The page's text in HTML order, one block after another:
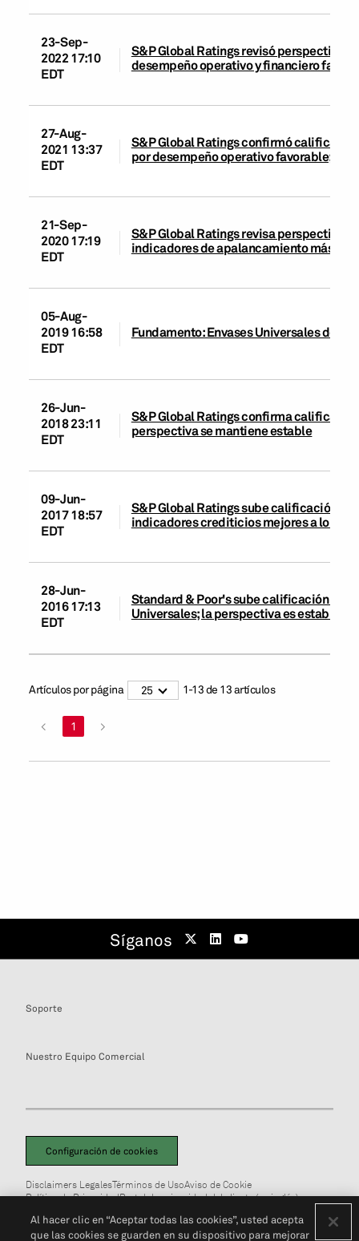
23-Sep-
2022 17:10
EDT
S&P Global Ratings revisó perspectiva
desempeño operativo y financiero
27-Aug-
2021 13:37
EDT
S&P Global Ratings confirmó
por desempeño operativo favorable; la
21-Sep-
2020 17:19
EDT
S&P Global Ratings revisa perspectiva
indicadores de apalancamiento más
05-Aug-
2019 16:58
EDT
Fundamento: Envases Universales de
26-Jun-
2018 23:11
EDT
S&P Global Ratings confirma
perspectiva se mantiene estable
09-Jun-
2017 18:57
EDT
S&P Global Ratings sube calificación a
indicadores crediticios mejores a lo
28-Jun-
2016 17:13
EDT
Standard & Poor's sube calificación en
Universales; la perspectiva es estable
Artículos por página 25 1-13de 13artículos
< 1 >
Síganos
Soporte
Nuestro Equipo Comercial
Configuración de cookies
Disclaimers LegalesTérminos de UsoAviso de Cookie
Política de PrivacidadPortal de privacidad del cliente (en inglés)
Al hacer clic en “Aceptar todas las cookies”, usted acepta
que las cookies se guarden en su dispositivo para mejorar